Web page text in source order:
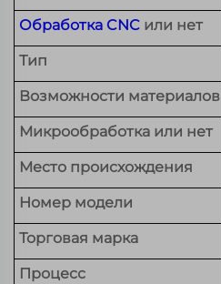
Обработка CNC или нет
Тип
Возможности материалов
Микрообработка или нет
Место происхождения
Номер модели
Торговая марка
Процесс